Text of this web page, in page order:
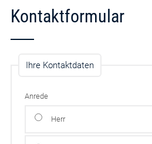
Kontaktformular
Ihre Kontaktdaten
Anrede
Herr